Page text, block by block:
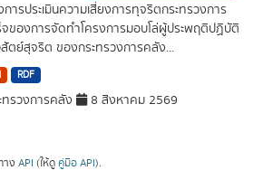
ารประเมินความเสี่ยงการทุจริตกระทรวงการ
จของการจัดทำโครงการมอบโล่ผู้ประพฤติปฏิบัติ
ย์สุจริต ของกระทรวงการคลัง...
RDF
รวงการคลัง 8 สิงหาคม 2569
ง API (ให้ดู คู่มือ API).